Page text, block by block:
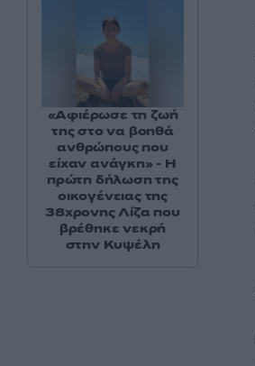
«Αφιέρωσε τη ζωή
της στο να βοηθά
ανθρώπους που
είχαν ανάγκη» - Η
πρώτη δήλωση της
οικογένειας της
38χρονης Λίζα που
βρέθηκε νεκρή
στην Κυψέλη